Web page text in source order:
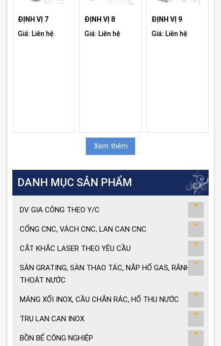
ĐỊNH VỊ 7
Giá: Liên hệ
ĐỊNH VỊ 8
Giá: Liên hệ
ĐỊNH VỊ 9
Giá: Liên hệ
Xem thêm
DANH MỤC SẢN PHẨM
DV GIA CÔNG THEO Y/C
CỔNG CNC, VÁCH CNC, LAN CAN CNC
CẮT KHẮC LASER THEO YÊU CẦU
SÀN GRATING, SÀN THAO TÁC, NẮP HỐ GAS, RÃNH
THOÁT NƯỚC
MÁNG XỐI INOX, CẦU CHẮN RÁC, HỐ THU NƯỚC
TRỤ LAN CAN INOX
BỒN BỂ CÔNG NGHIỆP